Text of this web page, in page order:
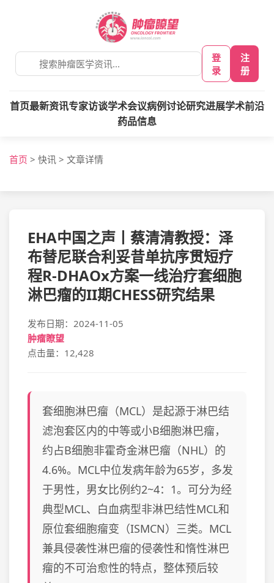
登
录
注
册
首页最新资讯专家访谈学术会议病例讨论研究进展学术前沿
药品信息
首页 > 快讯 > 文章详情
EHA中国之声丨蔡清清教授：泽
布替尼联合利妥昔单抗序贯短疗
程R-DHAOx方案一线治疗套细胞
淋巴瘤的II期CHESS研究结果
发布日期：2024-11-05
肿瘤瞭望
点击量：12,428
套细胞淋巴瘤（MCL）是起源于淋巴结
滤泡套区内的中等或小B细胞淋巴瘤，
约占B细胞非霍奇金淋巴瘤（NHL）的
4.6%。MCL中位发病年龄为65岁，多发
于男性，男女比例约2~4：1。可分为经
典型MCL、白血病型非淋巴结性MCL和
原位套细胞瘤变（ISMCN）三类。MCL
兼具侵袭性淋巴瘤的侵袭性和惰性淋巴
瘤的不可治愈性的特点，整体预后较